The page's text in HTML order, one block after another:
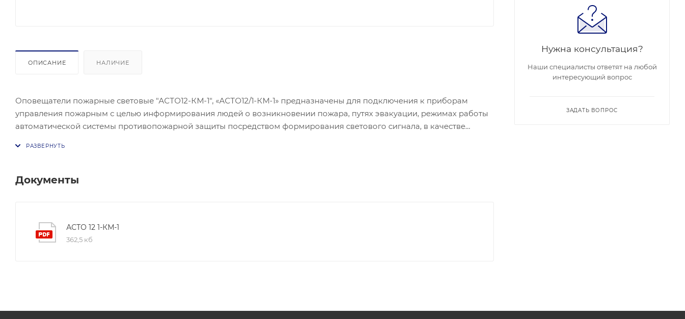
ОПИСАНИЕ НАЛИЧИЕ
Оповещатели пожарные световые "АСТО12-КМ-1", «АСТО12/1-КМ-1» предназначены для подключения к приборам
управления пожарным с целью информирования людей о возникновении пожара, путях эвакуации, режимах работы
автоматической системы противопожарной защиты посредством формирования светового сигнала, в качестве
пылевых потоков, например под козырьками и навесами) либо в помещениях с повышенной влажностью.
Документы
АСТО 12 1-КМ-1
362,5 кб
Нужна консультация?
Наши специалисты ответят на любой
интересующий вопрос
ЗАДАТЬ ВОПРОС